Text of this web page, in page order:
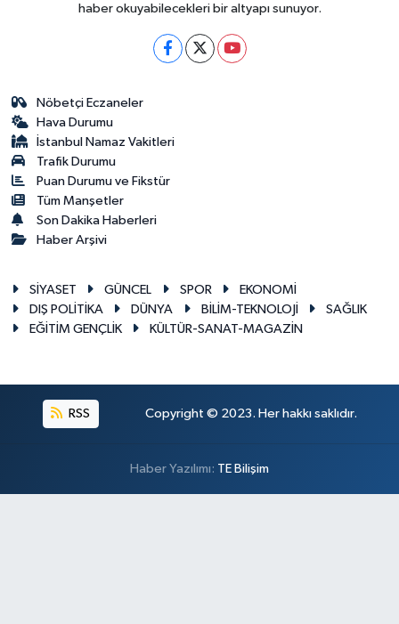
haber okuyabilecekleri bir altyapı sunuyor.
Nöbetçi Eczaneler
Hava Durumu
İstanbul Namaz Vakitleri
Trafik Durumu
Puan Durumu ve Fikstür
Tüm Manşetler
Son Dakika Haberleri
Haber Arşivi
SİYASET GÜNCEL SPOR
EKONOMİ
DIŞ POLİTİKA
DÜNYA BİLİM-TEKNOLOJİ
SAĞLIK
EĞİTİM GENÇLİK
KÜLTÜR-SANAT-MAGAZİN
RSS Copyright © 2023. Her hakkı saklıdır.
Haber Yazılımı: TE Bilişim